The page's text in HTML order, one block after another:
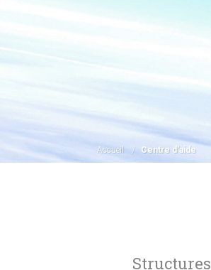
Accueil Centre d'aide
Structures